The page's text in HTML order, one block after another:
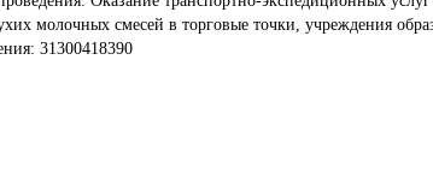
молочных смесей в торговые точки, учреждения
31300418390